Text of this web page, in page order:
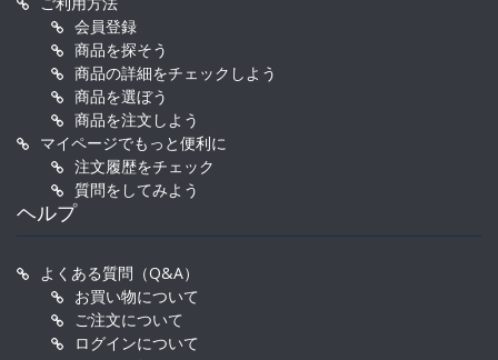
会員登録
商品を探そう
商品の詳細をチェックしよう
商品を選ぼう
商品を注文しよう
マイページでもっと便利に
注文履歴をチェック
質問をしてみよう
ヘルプ
よくある質問（Q&A）
お買い物について
ご注文について
ログインについて